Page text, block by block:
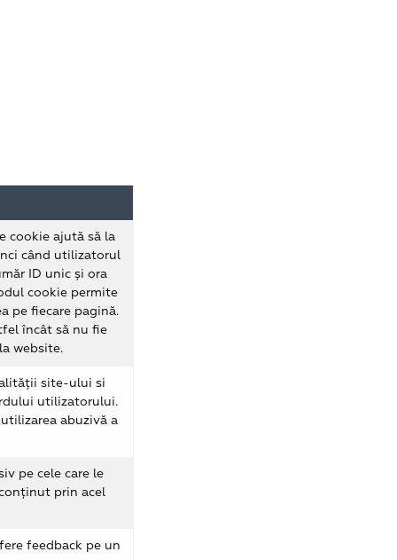
cookie ajută să la
când utilizatorul
ID unic și ora
cookie permite
pe fiecare pagină.
încât să nu fie
website.
site-ului si
utilizatorului.
abuzivă a
pe cele care le
prin acel
feedback pe un